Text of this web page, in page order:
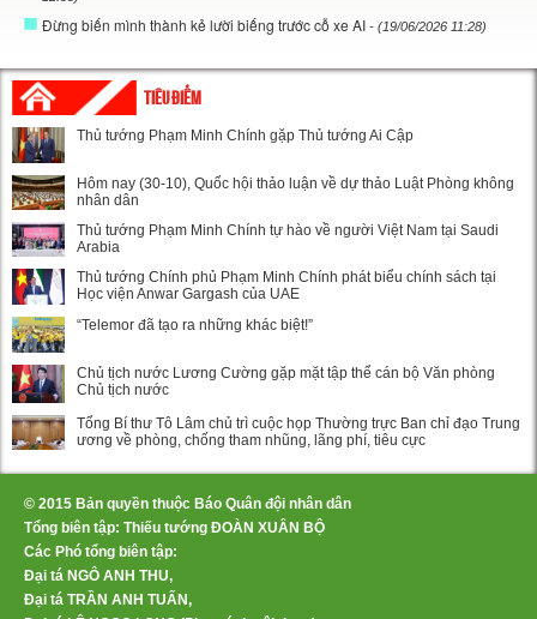
Đừng biến mình thành kẻ lười biếng trước cỗ xe AI - (19/06/2026 11:28)
TIÊU ĐIỂM
Thủ tướng Phạm Minh Chính gặp Thủ tướng Ai Cập
Hôm nay (30-10), Quốc hội thảo luận về dự thảo Luật Phòng không
nhân dân
Thủ tướng Phạm Minh Chính tự hào về người Việt Nam tại Saudi
Arabia
Thủ tướng Chính phủ Phạm Minh Chính phát biểu chính sách tại
Học viện Anwar Gargash của UAE
“Telemor đã tạo ra những khác biệt!”
Chủ tịch nước Lương Cường gặp mặt tập thể cán bộ Văn phòng
Chủ tịch nước
Tổng Bí thư Tô Lâm chủ trì cuộc họp Thường trực Ban chỉ đạo Trung
ương về phòng, chống tham nhũng, lãng phí, tiêu cực
© 2015 Bản quyền thuộc Báo Quân đội nhân dân
Tổng biên tập: Thiếu tướng ĐOÀN XUÂN BỘ
Các Phó tổng biên tập:
Đại tá NGÔ ANH THU,
Đại tá TRẦN ANH TUẤN,